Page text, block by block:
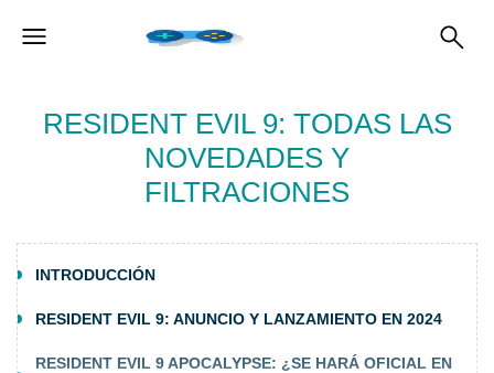
RESIDENT EVIL 9: TODAS LAS
NOVEDADES Y
FILTRACIONES
INTRODUCCIÓN
RESIDENT EVIL 9: ANUNCIO Y LANZAMIENTO EN 2024
RESIDENT EVIL 9 APOCALYPSE: ¿SE HARÁ OFICIAL EN